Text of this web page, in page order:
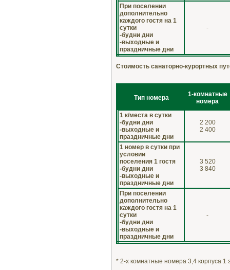
При поселении
дополнительно
каждого гостя на 1
сутки
-будни дни
-выходные и
праздничные дни
-
Стоимость санаторно-курортных
Тип номера
1-комнатные
номера
1 к/места в сутки
-будни дни
-выходные и
праздничные дни
2 200
2 400
1 номер в сутки при
условии
поселения 1 гостя
-будни дни
-выходные и
праздничные дни
3 520
3 840
При поселении
дополнительно
каждого гостя на 1
сутки
-будни дни
-выходные и
праздничные дни
-
* 2-х комнатные номера 3,4 корпуса 1